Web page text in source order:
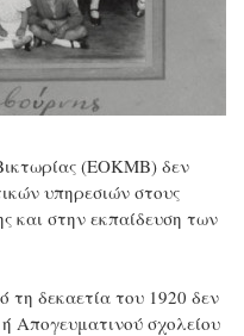
(ΕΟΚΜΒ) δεν
υπηρεσιών στους
και στην εκπαίδευση των
τη δεκαετία του 1920 δεν
Απογευματινού σχολείου